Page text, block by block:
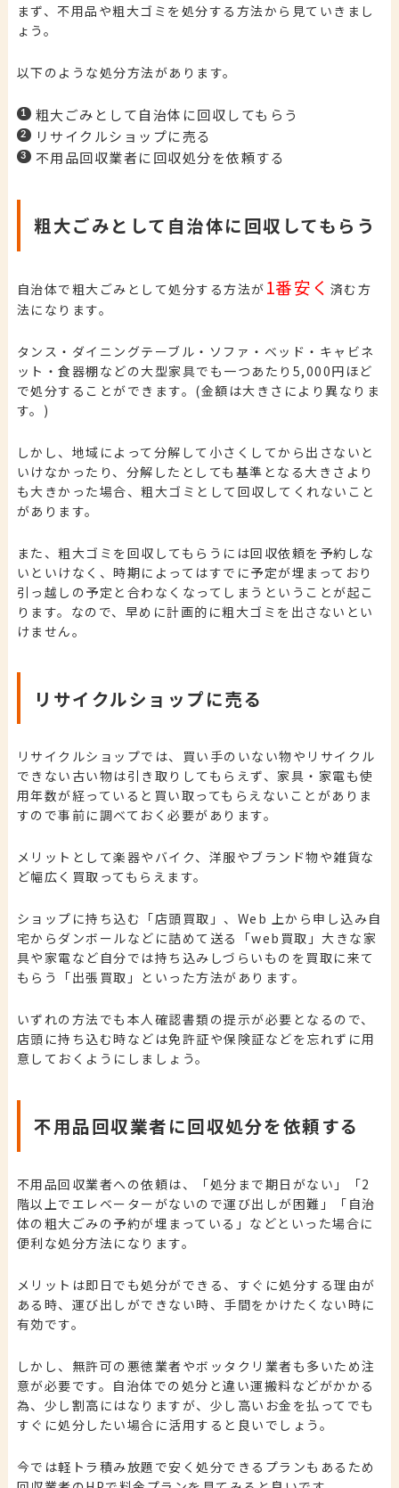
まず、不用品や粗大ゴミを処分する方法から見ていきまし
ょう。
以下のような処分方法があります。
粗大ごみとして自治体に回収してもらう
リサイクルショップに売る
不用品回収業者に回収処分を依頼する
粗大ごみとして自治体に回収してもらう
自治体で粗大ごみとして処分する方法が 1番安く 済む方
法になります。
タンス・ダイニングテーブル・ソファ・ベッド・キャビネ
ット・食器棚などの大型家具でも一つあたり5,000円ほど
で処分することができます。(金額は大きさにより異なりま
す。)
しかし、地域によって分解して小さくしてから出さないと
いけなかったり、分解したとしても基準となる大きさより
も大きかった場合、粗大ゴミとして回収してくれないこと
があります。
また、粗大ゴミを回収してもらうには回収依頼を予約しな
いといけなく、時期によってはすでに予定が埋まっており
引っ越しの予定と合わなくなってしまうということが起こ
ります。なので、早めに計画的に粗大ゴミを出さないとい
けません。
リサイクルショップに売る
リサイクルショップでは、買い手のいない物やリサイクル
できない古い物は引き取りしてもらえず、家具・家電も使
用年数が経っていると買い取ってもらえないことがありま
すので事前に調べておく必要があります。
メリットとして楽器やバイク、洋服やブランド物や雑貨な
ど幅広く買取ってもらえます。
ショップに持ち込む「店頭買取」、Web 上から申し込み自
宅からダンボールなどに詰めて送る「web買取」大きな家
具や家電など自分では持ち込みしづらいものを買取に来て
もらう「出張買取」といった方法があります。
いずれの方法でも本人確認書類の提示が必要となるので、
店頭に持ち込む時などは免許証や保険証などを忘れずに用
意しておくようにしましょう。
不用品回収業者に回収処分を依頼する
不用品回収業者への依頼は、「処分まで期日がない」「2
階以上でエレベーターがないので運び出しが困難」「自治
体の粗大ごみの予約が埋まっている」などといった場合に
便利な処分方法になります。
メリットは即日でも処分ができる、すぐに処分する理由が
ある時、運び出しができない時、手間をかけたくない時に
有効です。
しかし、無許可の悪徳業者やボッタクリ業者も多いため注
意が必要です。自治体での処分と違い運搬料などがかかる
為、少し割高にはなりますが、少し高いお金を払ってでも
すぐに処分したい場合に活用すると良いでしょう。
今では軽トラ積み放題で安く処分できるプランもあるため